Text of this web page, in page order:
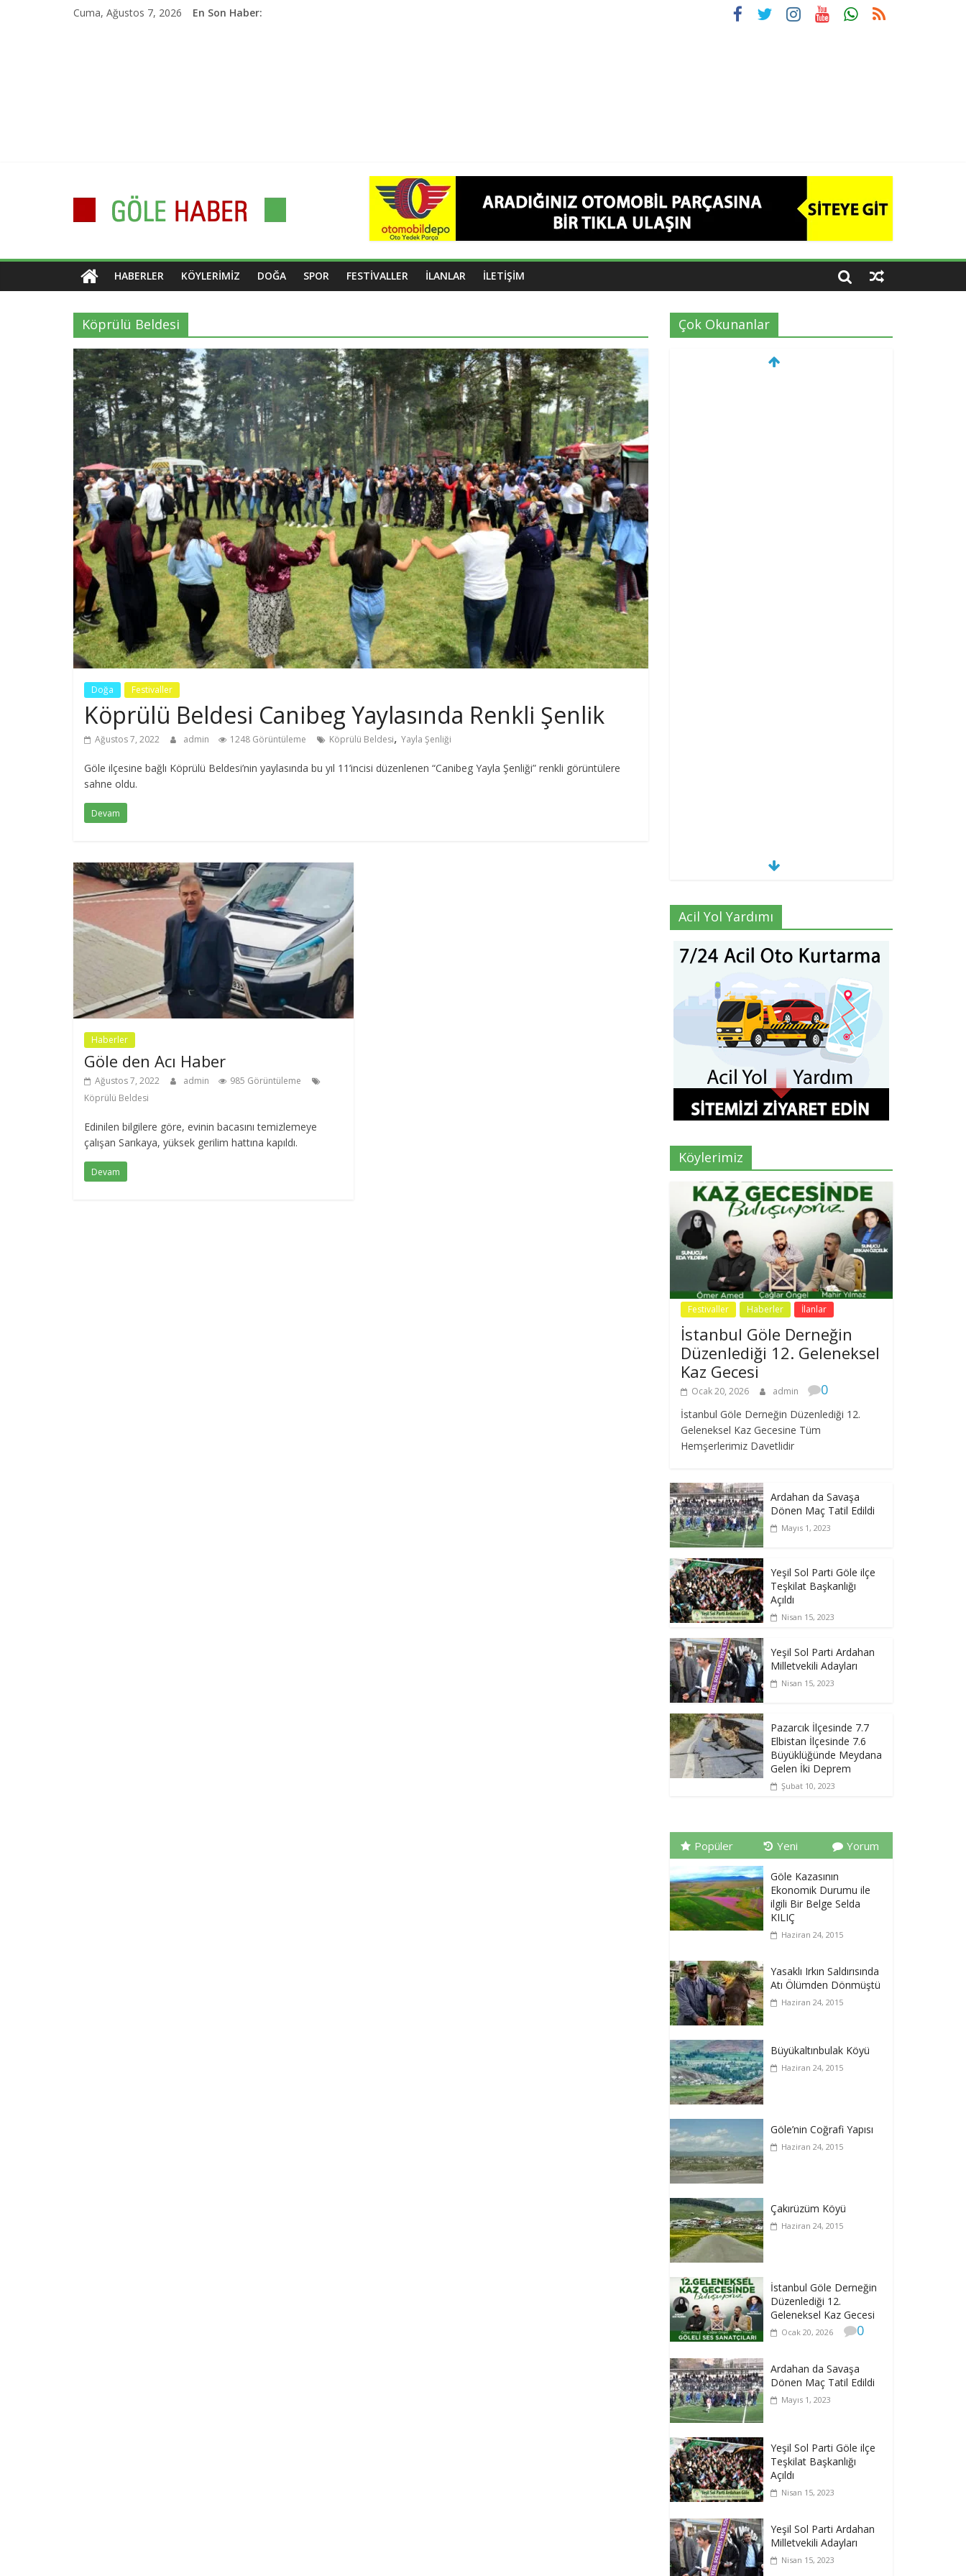
Cuma, Ağustos 7, 2026 En Son Haber:
Göle
Haber
Kars,
Göle,
dan
Haber
Var
HABERLER KÖYLERIMIZ DOĞA SPOR FESTIVALLER İLANLAR İLETIŞIM
Köprülü Beldesi
Doğa Festivaller
Köprülü Beldesi Canibeg Yaylasında Renkli Şenlik
Ağustos 7, 2022 admin 1248 Görüntüleme Köprülü Beldesi, Yayla Şenliği
Göle ilçesine bağlı Köprülü Beldesi’nin yaylasında bu yıl 11’incisi düzenlenen “Canibeg Yayla Şenliği” renkli görüntülere
sahne oldu.
Devam
Haberler
Göle den Acı Haber
Ağustos 7, 2022 admin
985 Görüntüleme
Köprülü Beldesi
Edinilen bilgilere göre, evinin bacasını temizlemeye
çalışan Sarıkaya, yüksek gerilim hattına kapıldı.
Devam
Çok Okunanlar
Acil Yol Yardımı
Köylerimiz
Festivaller Haberler İlanlar
İstanbul Göle Derneğin
Düzenlediği 12. Geleneksel
Kaz Gecesi
Ocak 20, 2026 admin 0
İstanbul Göle Derneğin Düzenlediği 12.
Geleneksel Kaz Gecesine Tüm
Hemşerlerimiz Davetlidir
Ardahan da Savaşa
Dönen Maç Tatil Edildi
Mayıs 1, 2023
Yeşil Sol Parti Göle ilçe
Teşkilat Başkanlığı
Açıldı
Nisan 15, 2023
Yeşil Sol Parti Ardahan
Milletvekili Adayları
Nisan 15, 2023
Pazarcık İlçesinde 7.7
Elbistan İlçesinde 7.6
Büyüklüğünde Meydana
Gelen İki Deprem
Şubat 10, 2023
Popüler Yeni Yorum
Göle Kazasının
Ekonomik Durumu ile
ilgili Bir Belge Selda
KILIÇ
Haziran 24, 2015
Yasaklı Irkın Saldırısında
Atı Ölümden Dönmüştü
Haziran 24, 2015
Büyükaltınbulak Köyü
Haziran 24, 2015
Göle’nin Coğrafi Yapısı
Haziran 24, 2015
Çakırüzüm Köyü
Haziran 24, 2015
İstanbul Göle Derneğin
Düzenlediği 12.
Geleneksel Kaz Gecesi
Ocak 20, 2026 0
Ardahan da Savaşa
Dönen Maç Tatil Edildi
Mayıs 1, 2023
Yeşil Sol Parti Göle ilçe
Teşkilat Başkanlığı
Açıldı
Nisan 15, 2023
Yeşil Sol Parti Ardahan
Milletvekili Adayları
Nisan 15, 2023